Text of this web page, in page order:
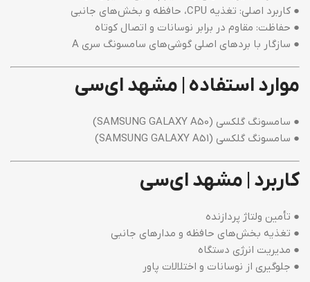
● کاربرد اصلی: تغذیه CPU، حافظه و بخش‌های جانبی
● حفاظت: مقاوم در برابر نوسانات و اتصال کوتاه
● سازگار با بردهای اصلی گوشی‌های سامسونگ سری A
موارد استفاده | مشهد ای‌سی
● سامسونگ گلکسی (SAMSUNG GALAXY A50)
● سامسونگ گلکسی (SAMSUNG GALAXY A51)
کاربرد | مشهد ای‌سی
● تأمین ولتاژ پردازنده
● تغذیه بخش‌های حافظه و مدارهای جانبی
● مدیریت انرژی دستگاه
● جلوگیری از نوسانات و اختلالات پاور